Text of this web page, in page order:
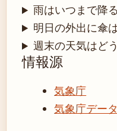
雨はいつまで降
明日の外出に傘
週末の天気はど
情報源
気象庁
気象庁デー